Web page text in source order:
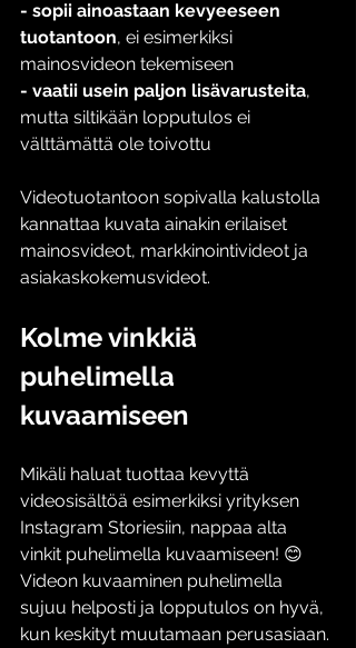
- sopii ainoastaan kevyeeseen
tuotantoon, ei esimerkiksi
mainosvideon tekemiseen
- vaatii usein paljon lisävarusteita,
mutta siltikään lopputulos ei
välttämättä ole toivottu
Videotuotantoon sopivalla kalustolla
kannattaa kuvata ainakin erilaiset
mainosvideot, markkinointivideot ja
asiakaskokemusvideot.
Kolme vinkkiä
puhelimella
kuvaamiseen
Mikäli haluat tuottaa kevyttä
videosisältöä esimerkiksi yrityksen
Instagram Storiesiin, nappaa alta
vinkit puhelimella kuvaamiseen! 😊
Videon kuvaaminen puhelimella
sujuu helposti ja lopputulos on hyvä,
kun keskityt muutamaan perusasiaan.